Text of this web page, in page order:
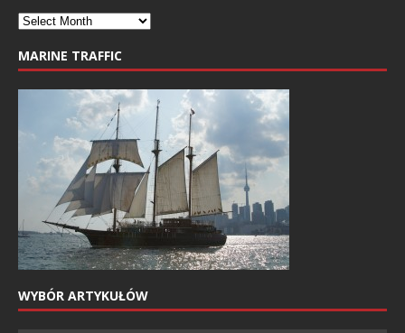
MARINE TRAFFIC
WYBÓR ARTYKUŁÓW